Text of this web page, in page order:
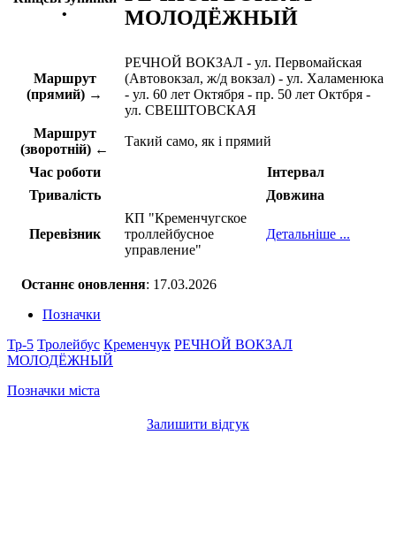
•
МОЛОДЁЖНЫЙ
Маршрут
(прямий) →
РЕЧНОЙ ВОКЗАЛ - ул. Первомайская
(Автовокзал, ж/д вокзал) - ул. Халаменюка
- ул. 60 лет Октября - пр. 50 лет Октбря -
ул. СВЕШТОВСКАЯ
Маршрут
(зворотній) ←
Такий само, як і прямий
Час роботи
Інтервал
Тривалість
Довжина
Перевізник
КП "Кременчугское
троллейбусное
управление"
Детальніше ...
Останнє оновлення: 17.03.2026
Позначки
Тр-5 Тролейбус Кременчук РЕЧНОЙ ВОКЗАЛ
МОЛОДЁЖНЫЙ
Позначки міста
Залишити відгук